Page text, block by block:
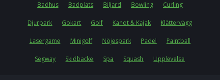
Badhus Badplats Biljard Bowling Curling
Djurpark Gokart Golf Kanot & Kajak Klättervägg
Lasergame Minigolf Nöjespark Padel Paintball
Segway Skidbacke Spa Squash Upplevelse